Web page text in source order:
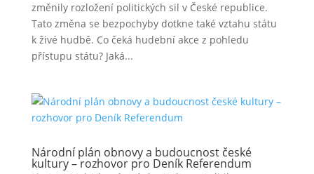
změnily rozložení politických sil v České republice.
Tato změna se bezpochyby dotkne také vztahu státu
k živé hudbě. Co čeká hudební akce z pohledu
přístupu státu? Jaká...
Národní plán obnovy a budoucnost české
kultury – rozhovor pro Deník Referendum